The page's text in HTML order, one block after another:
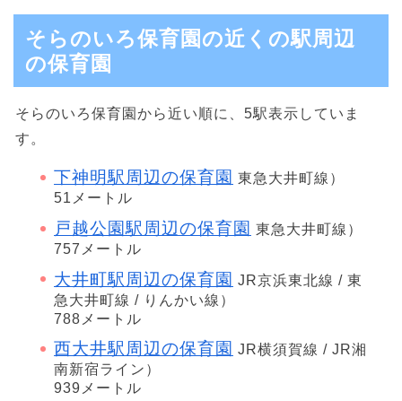
そらのいろ保育園の近くの駅周辺
の保育園
そらのいろ保育園から近い順に、5駅表示していま
す。
下神明駅周辺の保育園 東急大井町線）
51メートル
戸越公園駅周辺の保育園 東急大井町線）
757メートル
大井町駅周辺の保育園 JR京浜東北線 / 東
急大井町線 / りんかい線）
788メートル
西大井駅周辺の保育園 JR横須賀線 / JR湘
南新宿ライン）
939メートル